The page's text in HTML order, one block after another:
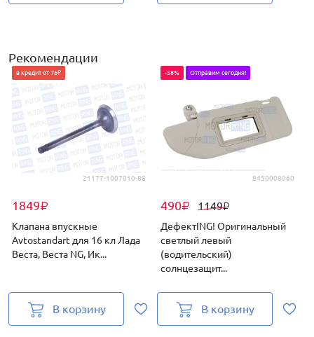
Рекомендации
21177-1007010-88
1849₽
в кредит от 76₽
Клапана впускные
Avtostandart для 16 кл Лада
Веста, Веста NG, Ик...
В корзину
8450008060
490₽ 1149₽
-58% Отправим сегодня!
ДефектING! Оригинальный
светлый левый
(водительский)
солнцезащит...
В корзину